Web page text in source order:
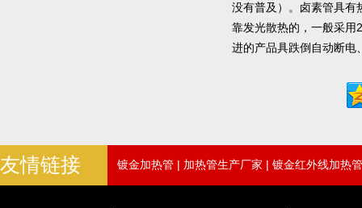
没有普及）。卤素管具有
靠发光散热的，一般采用
进的产品具跌倒自动断电
友情链接 镀金加热管 | 加热管生产厂家 | 镀金红外线加热管